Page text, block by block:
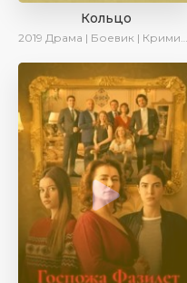
Кольцо
2019 Драма | Боевик | Криминал